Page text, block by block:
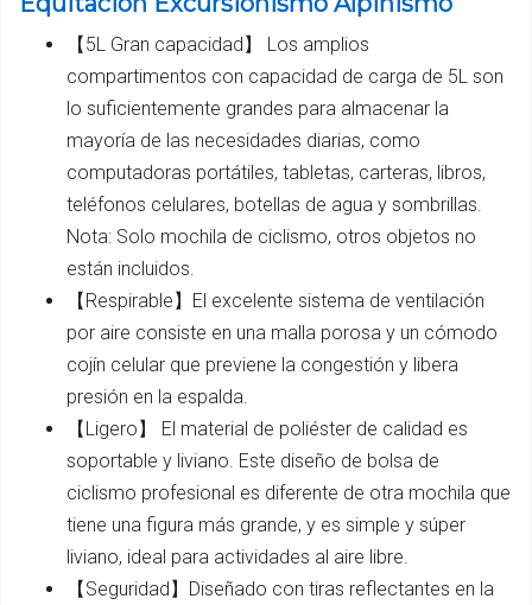
【5L Gran capacidad】 Los amplios
compartimentos con capacidad de carga de 5L son
lo suficientemente grandes para almacenar la
mayoría de las necesidades diarias, como
computadoras portátiles, tabletas, carteras, libros,
teléfonos celulares, botellas de agua y sombrillas.
Nota: Solo mochila de ciclismo, otros objetos no
están incluidos.
【Respirable】El excelente sistema de ventilación
por aire consiste en una malla porosa y un cómodo
cojín celular que previene la congestión y libera
presión en la espalda.
【Ligero】 El material de poliéster de calidad es
soportable y liviano. Este diseño de bolsa de
ciclismo profesional es diferente de otra mochila que
tiene una figura más grande, y es simple y súper
liviano, ideal para actividades al aire libre.
【Seguridad】Diseñado con tiras reflectantes en la